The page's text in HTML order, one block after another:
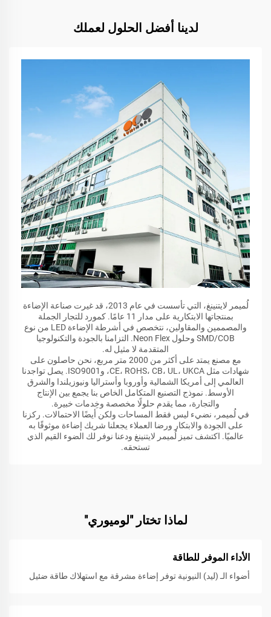
لدينا أفضل الحلول لعملك
لُميمر لايتنينغ، التي تأسست في عام 2013، قد غيرت صناعة الإضاءة
بمنتجاتها الابتكارية على مدار 11 عامًا. كمورد للتجار الجملة
والمصممين والمقاولين، نتخصص في أشرطة الإضاءة LED من نوع
SMD/COB وحلول Neon Flex. التزامنا بالجودة والتكنولوجيا
المتقدمة لا مثيل له.
مع مصنع يمتد على أكثر من 2000 متر مربع، نحن حاصلون على
شهادات مثل CE، ROHS، CB، UL، UKCA، وISO9001. يصل تواجدنا
العالمي إلى أمريكا الشمالية وأوروبا وأستراليا ونيوزيلندا والشرق
الأوسط. نموذج التصنيع المتكامل الخاص بنا يجمع بين الإنتاج
والتجارة، مما يقدم حلولًا مخصصة وخِدمات خبيرة.
في لُميمر، نضيء ليس فقط المساحات ولكن أيضًا الاحتمالات. ركزنا
على الجودة والابتكار ورضا العملاء يجعلنا شريك إضاءة موثوقًا به
عالميًا. اكتشف تميز لُميمر لايتنينغ ودعنا نوفر لك الضوء القيم الذي
تستحقه.
لماذا تختار "لوميوري"
الأداء الموفر للطاقة
أضواء الـ (ليد) النيونية توفر إضاءة مشرقة مع استهلاك طاقة ضئيل